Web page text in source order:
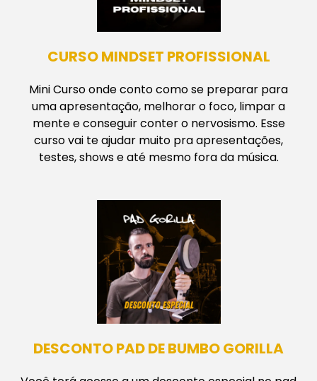
CURSO MINDSET PROFISSIONAL
Mini Curso onde conto como se preparar para
uma apresentação, melhorar o foco, limpar a
mente e conseguir conter o nervosismo. Esse
curso vai te ajudar muito pra apresentações,
testes, shows e até mesmo fora da música.
DESCONTO PAD DE BUMBO GORILLA